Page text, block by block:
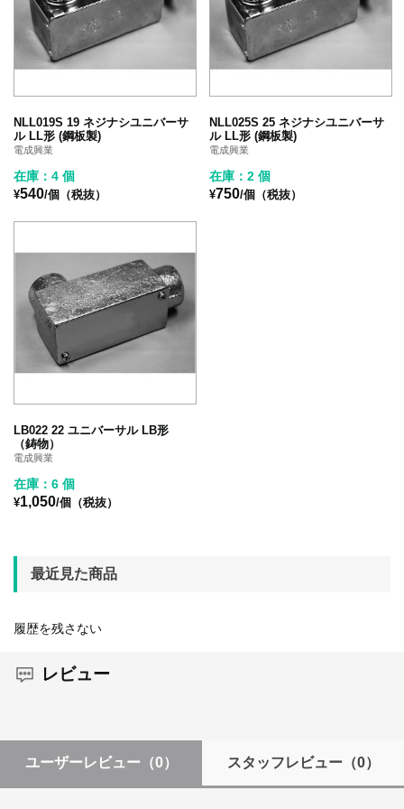
NLL019S 19 ネジナシユニバーサ
ル LL形 (鋼板製)
電成興業
在庫：4 個
¥540/個（税抜）
NLL025S 25 ネジナシユニバーサ
ル LL形 (鋼板製)
電成興業
在庫：2 個
¥750/個（税抜）
LB022 22 ユニバーサル LB形
（鋳物）
電成興業
在庫：6 個
¥1,050/個（税抜）
最近見た商品
履歴を残さない
レビュー
ユーザーレビュー （0） スタッフレビュー（0）